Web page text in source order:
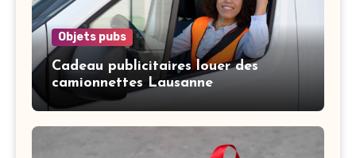
Objets pubs
Cadeau publicitaires louer des
camionnettes Lausanne